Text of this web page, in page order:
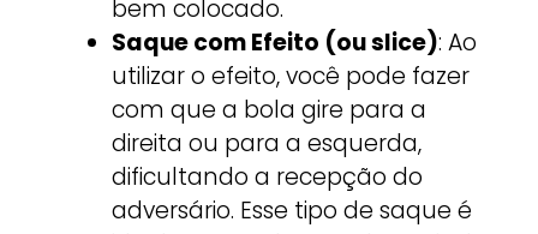
bem colocado.
Saque com Efeito (ou slice): Ao
utilizar o efeito, você pode fazer
com que a bola gire para a
direita ou para a esquerda,
dificultando a recepção do
adversário. Esse tipo de saque é